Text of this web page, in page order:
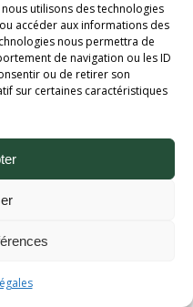
utilisons des technologies
accéder aux informations des
nous permettra de
de navigation ou les ID
ou de retirer son
sur certaines caractéristiques
Tous droits réservés.